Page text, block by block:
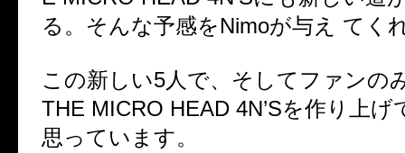
る。そんな予感をNimoが与え てく
この新しい5人で、そしてファンの
THE MICRO HEAD 4N’Sを作り上
思っています。